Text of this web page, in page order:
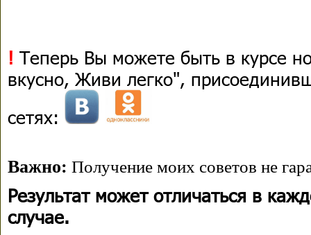
! Теперь Вы можете быть в курсе
вкусно, Живи легко",
сетях:
Важно: Получение моих советов не
Результат может отличаться в
случае.